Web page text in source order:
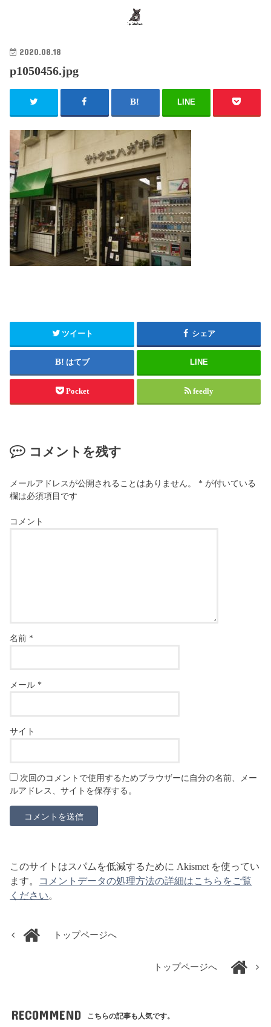
2020.08.18
p1050456.jpg
LINE
ツイート シェア
はてブ LINE
Pocket feedly
コメントを残す
メールアドレスが公開されることはありません。 * が付いている
欄は必須項目です
コメント
名前 *
メール *
サイト
次回のコメントで使用するためブラウザーに自分の名前、メー
ルアドレス、サイトを保存する。
このサイトはスパムを低減するために Akismet を使ってい
ます。 コメントデータの処理方法の詳細はこちらをご覧
ください。
トップページへ
トップページへ
RECOMMEND こちらの記事も人気です。